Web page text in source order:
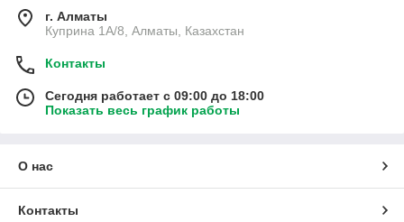
г. Алматы
Куприна 1A/8, Алматы, Казахстан
Контакты
Сегодня работает с 09:00 до 18:00
Показать весь график работы
О нас
Контакты